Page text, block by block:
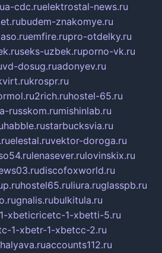
a-cdc.ruelektrostal-news.ru
budem-znakomye.ru
emfire.rupro-otdelky.ru
seks-uzbek.ruporno-vk.ru
vd-dosug.ruadonyev.ru
krospr.ru
2rich.ruhostel-65.ru
russkom.rumishinlab.ru
habble.rustarbucksvia.ru
elestal.ruvektor-doroga.ru
lenasever.rulovinskix.ru
discofoxworld.ru
hostel65.ruliura.ruglasspb.ru
gnalis.rubulkitula.ru
1-xbeticricetc-1-xbetti-5.ru
1-xbetr-1-xbetcc-2.ru
accounts112.ru